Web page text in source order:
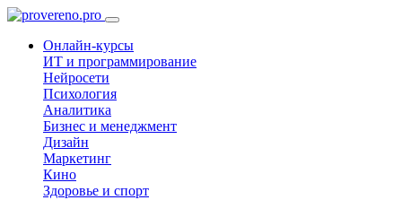
Онлайн-курсы
ИТ и программирование
Нейросети
Психология
Аналитика
Бизнес и менеджмент
Дизайн
Маркетинг
Кино
Здоровье и спорт